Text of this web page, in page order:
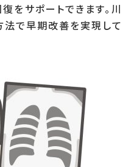
をサポートできます。川
法で早期改善を実現して